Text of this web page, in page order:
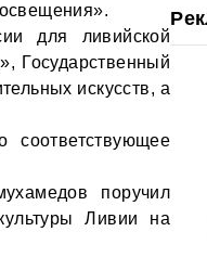
для ливийской
Государственный
искусств, а
поручил
Ливии на